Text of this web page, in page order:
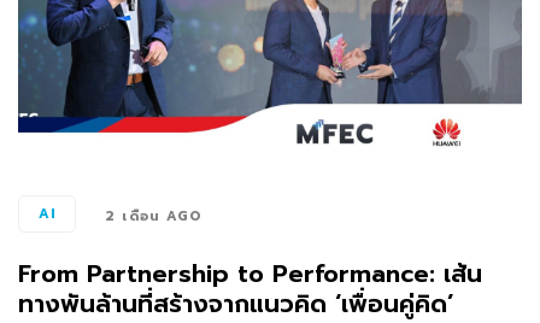
AI 2 เดือน AGO
From Partnership to Performance: เส้น
ทางพันล้านที่สร้างจากแนวคิด ‘เพื่อนคู่คิด’